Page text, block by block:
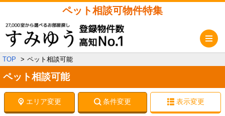
ペット相談可物件特集
TOP ペット相談可能
ペット相談可能
エリア変更 条件変更 表示変更